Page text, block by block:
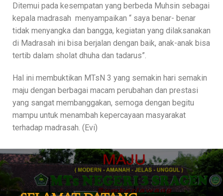
Ditemui pada kesempatan yang berbeda Muhsin sebagai
kepala madrasah menyampaikan “ saya benar- benar
tidak menyangka dan bangga, kegiatan yang dilaksanakan
di Madrasah ini bisa berjalan dengan baik, anak-anak bisa
tertib dalam sholat dhuha dan tadarus”.
Hal ini membuktikan MTsN 3 yang semakin hari semakin
maju dengan berbagai macam perubahan dan prestasi
yang sangat membanggakan, semoga dengan begitu
mampu untuk menambah kepercayaan masyarakat
terhadap madrasah. (Evi)